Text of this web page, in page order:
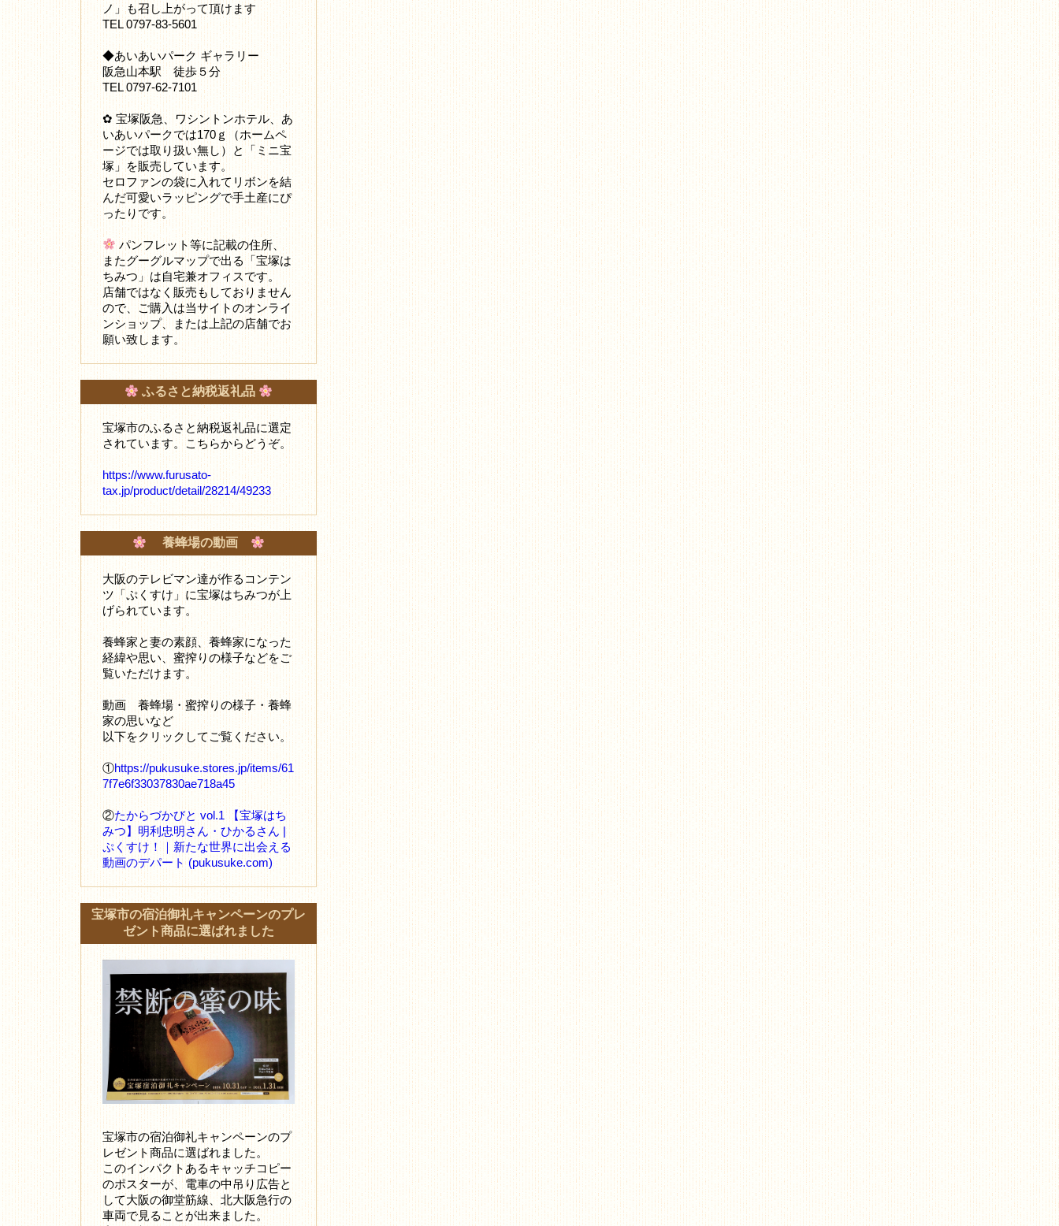
ノ」も召し上がって頂けます
TEL 0797-83-5601
◆あいあいパーク ギャラリー
阪急山本駅 徒歩５分
TEL 0797-62-7101
✿ 宝塚阪急、ワシントンホテル、あ
いあいパークでは170ｇ（ホームペ
ージでは取り扱い無し）と「ミニ宝
塚」を販売しています。
セロファンの袋に入れてリボンを結
んだ可愛いラッピングで手土産にぴ
ったりです。
パンフレット等に記載の住所、
またグーグルマップで出る「宝塚は
ちみつ」は自宅兼オフィスです。
店舗ではなく販売もしておりません
ので、ご購入は当サイトのオンライ
ンショップ、または上記の店舗でお
願い致します。
ふるさと納税返礼品
宝塚市のふるさと納税返礼品に選定
されています。こちらからどうぞ。
https://www.furusato-
tax.jp/product/detail/28214/49233
養蜂場の動画
大阪のテレビマン達が作るコンテン
ツ「ぷくすけ」に宝塚はちみつが上
げられています。
養蜂家と妻の素顔、養蜂家になった
経緯や思い、蜜搾りの様子などをご
覧いただけます。
動画 養蜂場・蜜搾りの様子・養蜂
家の思いなど
以下をクリックしてご覧ください。
①https://pukusuke.stores.jp/items/61
7f7e6f33037830ae718a45
②たからづかびと vol.1 【宝塚はち
みつ】明利忠明さん・ひかるさん |
ぷくすけ！｜新たな世界に出会える
動画のデパート (pukusuke.com)
宝塚市の宿泊御礼キャンペーンのプレ
ゼント商品に選ばれました
宝塚市の宿泊御礼キャンペーンのプ
レゼント商品に選ばれました。
このインパクトあるキャッチコピー
のポスターが、電車の中吊り広告と
して大阪の御堂筋線、北大阪急行の
車両で見ることが出来ました。